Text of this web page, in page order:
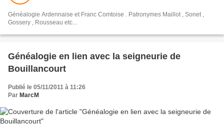
Généalogie Ardennaise et Franc Comtoise . Patronymes Maillot , Sonet ,
Gossery , Rousseau etc...
Généalogie en lien avec la seigneurie de
Bouillancourt
Publié le 05/11/2011 à 11:26
Par MarcM